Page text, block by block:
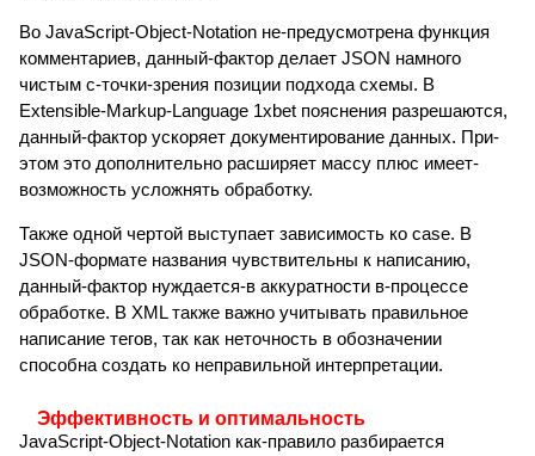
Во JavaScript-Object-Notation не-предусмотрена функция
комментариев, данный-фактор делает JSON намного
чистым с-точки-зрения позиции подхода схемы. В
Extensible-Markup-Language 1xbet пояснения разрешаются,
данный-фактор ускоряет документирование данных. При-
этом это дополнительно расширяет массу плюс имеет-
возможность усложнять обработку.
Также одной чертой выступает зависимость ко case. В
JSON-формате названия чувствительны к написанию,
данный-фактор нуждается-в аккуратности в-процессе
обработке. В XML также важно учитывать правильное
написание тегов, так как неточность в обозначении
способна создать ко неправильной интерпретации.
Эффективность и оптимальность
JavaScript-Object-Notation как-правило разбирается